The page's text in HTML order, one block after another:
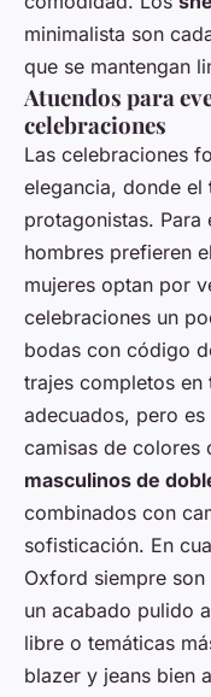
minimalista son
que se mantengan
Atuendos para
celebraciones
Las celebraciones
elegancia, donde el
protagonistas. Para
hombres prefieren
mujeres optan por
celebraciones un
bodas con código
trajes completos
adecuados, pero
camisas de colores
masculinos de
combinados con
sofisticación. En
Oxford siempre
un acabado pulido
libre o temáticas
blazer y jeans bien